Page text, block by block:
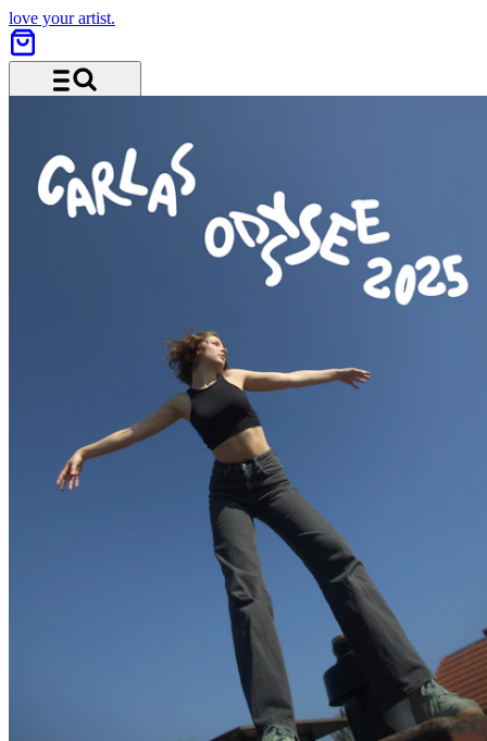
love your artist.